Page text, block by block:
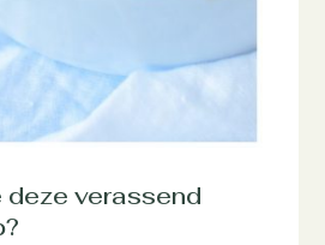
deze verassend